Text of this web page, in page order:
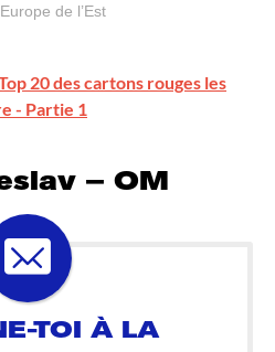
de l’Est
20 des cartons rouges les
- Partie 1
– OM